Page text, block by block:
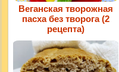
Веганская творожная
пасха без творога (2
рецепта)